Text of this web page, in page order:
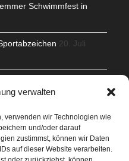
verwalten
verwenden wir Technologien wie
und/oder darauf
zustimmst, können wir Daten
auf dieser Website verarbeiten.
Schwimmfest in
20. Juli